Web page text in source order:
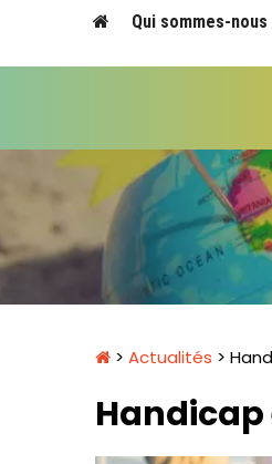
Qui sommes-nous
> Actualités >
Handicap